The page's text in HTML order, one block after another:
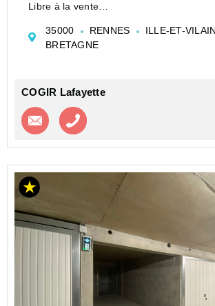
Libre à la vente
35000
RENNES
ILLE-ET-
BRETAGNE
COGIR Lafayette
Contacter l'agence